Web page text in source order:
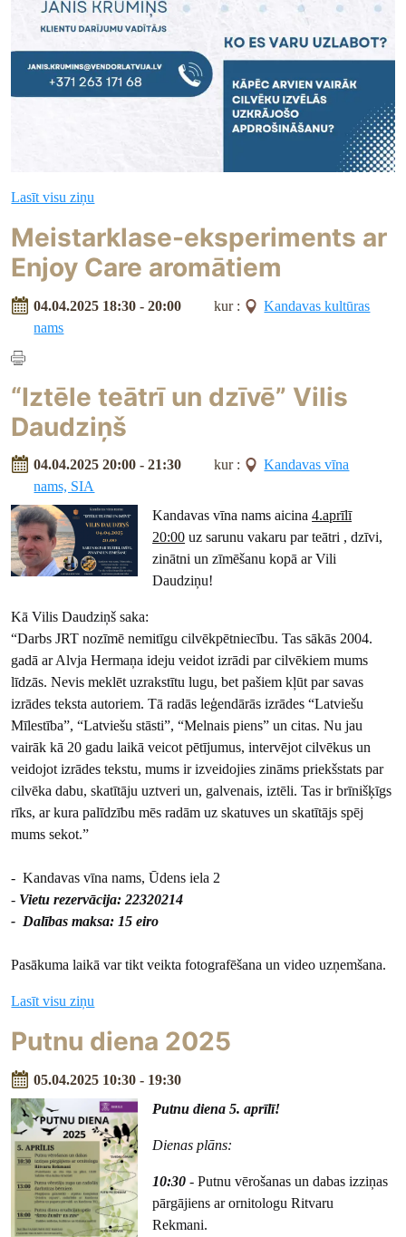
Lasīt visu ziņu
Meistarklase-eksperiments ar
Enjoy Care aromātiem
04.04.2025 18:30 - 20:00 kur :
Kandavas kultūras
nams
“Iztēle teātrī un dzīvē” Vilis
Daudziņš
04.04.2025 20:00 - 21:30 kur :
Kandavas vīna
nams, SIA
Kandavas vīna nams aicina4.aprīlī
20:00 uz sarunu vakaru par teātri , dzīvi,
zinātni un zīmēšanu kopā ar Vili
Daudziņu!
Kā Vilis Daudziņš saka:
“Darbs JRT nozīmē nemitīgu cilvēkpētniecību. Tas sākās 2004.
gadā ar Alvja Hermaņa ideju veidot izrādi par cilvēkiem mums
līdzās. Nevis meklēt uzrakstītu lugu, bet pašiem kļūt par savas
izrādes teksta autoriem. Tā radās leģendārās izrādes “Latviešu
Mīlestība”, “Latviešu stāsti”, “Melnais piens” un citas. Nu jau
vairāk kā 20 gadu laikā veicot pētījumus, intervējot cilvēkus un
veidojot izrādes tekstu, mums ir izveidojies zināms priekšstats par
cilvēka dabu, skatītāju uztveri un, galvenais, iztēli. Tas ir brīnišķīgs
rīks, ar kura palīdzību mēs radām uz skatuves un skatītājs spēj
mums sekot.”
- Kandavas vīna nams, Ūdens iela 2
- Vietu rezervācija: 22320214
- Dalības maksa: 15 eiro
Pasākuma laikā var tikt veikta fotografēšana un video uzņemšana.
Lasīt visu ziņu
Putnu diena 2025
05.04.2025 10:30 - 19:30
Putnu diena 5. aprīlī!
Dienas plāns:
10:30 - Putnu vērošanas un dabas izziņas
pārgājiens ar ornitologu Ritvaru
Rekmani.